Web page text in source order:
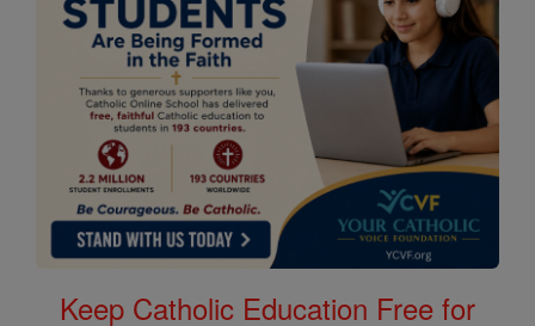
Keep Catholic Education Free for